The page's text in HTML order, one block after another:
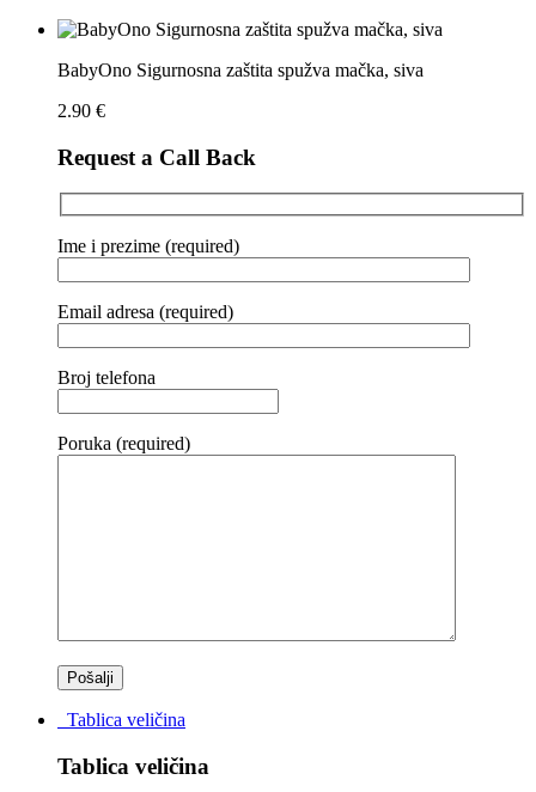
BabyOno Sigurnosna zaštita spužva mačka, siva
2.90 €
Request a Call Back
Ime i prezime (required)
Email adresa (required)
Broj telefona
Poruka (required)
Tablica veličina
Tablica veličina